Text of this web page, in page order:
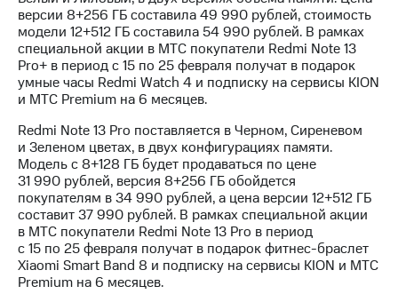
Достижения
Интервью
Финансовая
отчетность
Контакты
Пригласить
спикера
и акционерам
Корпоративное
управление
Корпоративный
версии 8+256 ГБ составила 49 990 рублей, стоимость
модели 12+512 ГБ составила 54 990 рублей. В рамках
специальной акции в МТС покупатели Redmi Note 13
Pro+ в период с 15 по 25 февраля получат в подарок
умные часы Redmi Watch 4 и подписку на сервисы KION
и МТС Premium на 6 месяцев.
Redmi Note 13 Pro поставляется в Черном, Сиреневом
и Зеленом цветах, в двух конфигурациях памяти.
Модель с 8+128 ГБ будет продаваться по цене
31 990 рублей, версия 8+256 ГБ обойдется
покупателям в 34 990 рублей, а цена версии 12+512 ГБ
составит 37 990 рублей. В рамках специальной акции
в МТС покупатели Redmi Note 13 Pro в период
с 15 по 25 февраля получат в подарок фитнес-браслет
Xiaomi Smart Band 8 и подписку на сервисы KION и МТС
Premium на 6 месяцев.